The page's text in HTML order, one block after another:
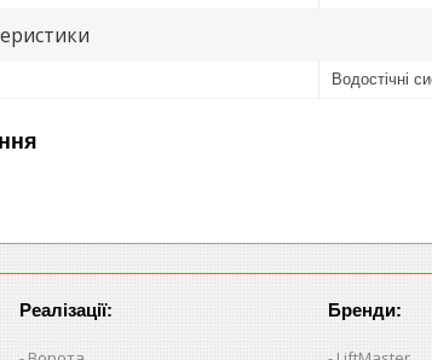
Водостічні
Реалізації: Бренди: